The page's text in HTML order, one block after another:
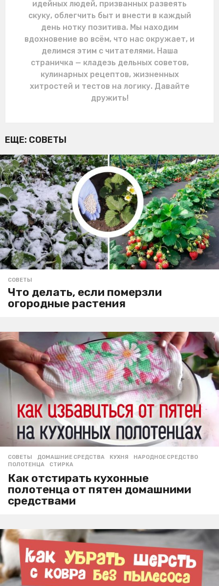
идейных людей, призванных развеять
скуку, облегчить быт и внести в каждый
день нотку позитива. Мы находим
вдохновение во всём, что нас окружает, и
делимся этим с читателями. Наша
страничка — кладезь дельных советов,
кулинарных рецептов, жизненных
хитростей и тестов на логику. Давайте
дружить!
ЕЩЕ: СОВЕТЫ
СОВЕТЫ
Что делать, если померзли
огородные растения
СОВЕТЫ ДОМАШНИЕ СРЕДСТВА ,КУХНЯ ,НАРОДНОЕ СРЕДСТВО
ПОЛОТЕНЦА
,СТИРКА
Как отстирать кухонные
полотенца от пятен домашними
средствами